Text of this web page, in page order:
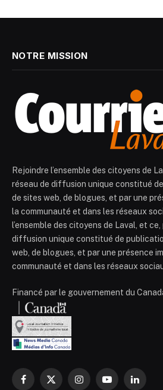
NOTRE MISSION
Rejoindre l’ensemble des citoyens de
réseau de diffusion unique constitué
de sites web, de blogues, et par une
la communauté et dans les réseaux
l’ensemble des citoyens de Laval, et
diffusion unique constitué de
web, de blogues, et par une présence
communauté et dans les réseaux
Financé par le gouvernement du
Facebook
X
InstagramYouTubeLinkedIn